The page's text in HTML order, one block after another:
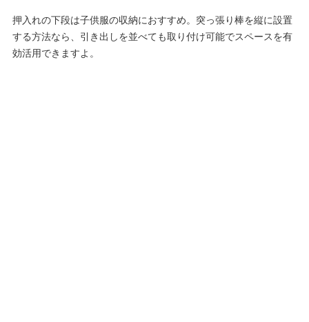
押入れの下段は子供服の収納におすすめ。突っ張り棒を縦に設置
する方法なら、引き出しを並べても取り付け可能でスペースを有
効活用できますよ。